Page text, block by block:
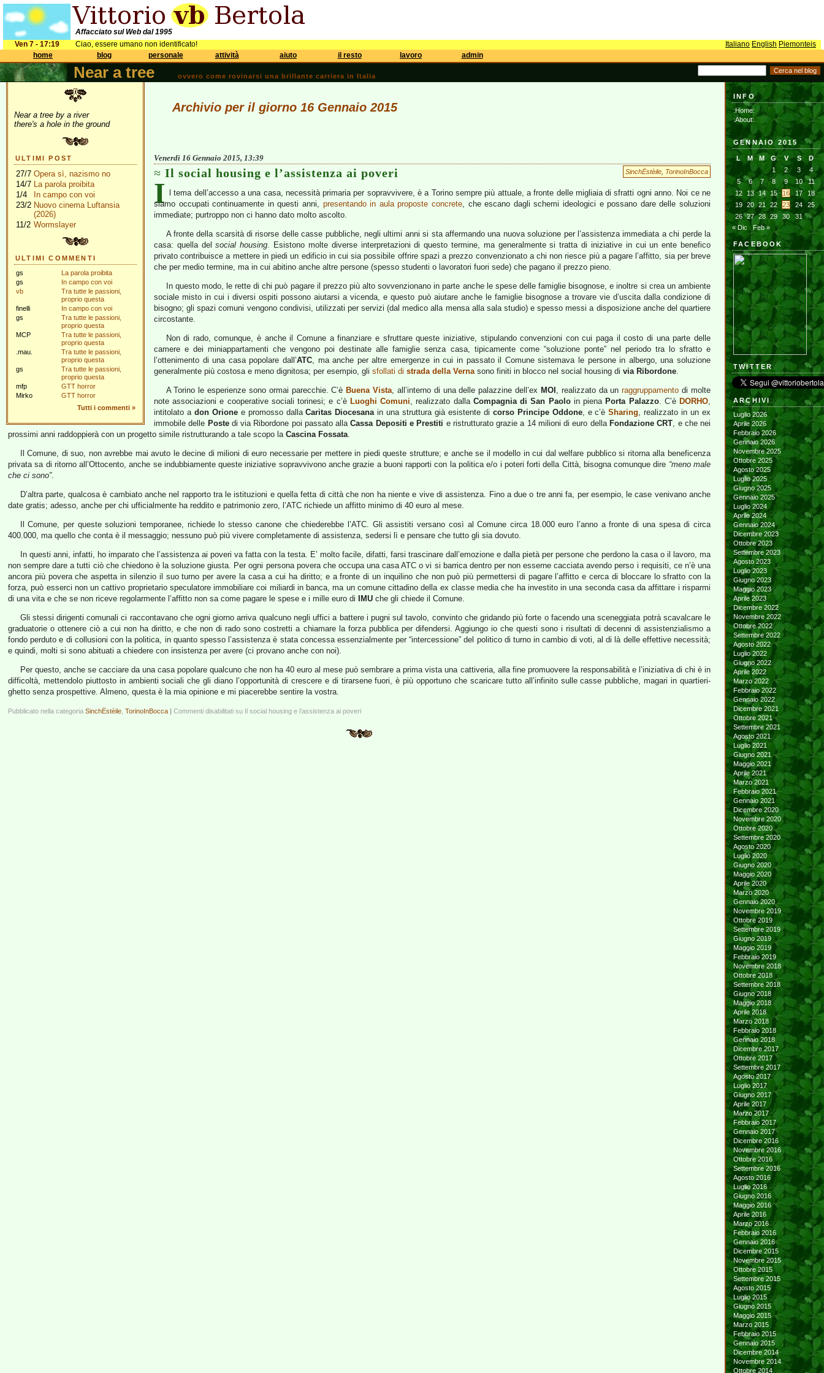
Affacciato sul Web dal 1995
Ven 7 - 17:19
Ciao, essere umano non identificato! Italiano English Piemonteis
home
blog personale attività aiuto il resto lavoro admin
Near a tree ovvero come rovinarsi una brillante carriera in Italia
Near a tree by a river
there's a hole in the ground
ULTIMI POST
27/7 Opera sì, nazismo no
14/7 La parola proibita
1/4
In campo con voi
23/2 Nuovo cinema Luftansia
(2026)
11/2 Wormslayer
ULTIMI COMMENTI
gs
La parola proibita
gs
In campo con voi
vb
Tra tutte le passioni,
proprio questa
finelli
In campo con voi
gs
Tra tutte le passioni,
proprio questa
MCP
Tra tutte le passioni,
proprio questa
.mau.
Tra tutte le passioni,
proprio questa
gs
Tra tutte le passioni,
proprio questa
mfp
GTT horror
Mirko
GTT horror
Tutti i commenti »
Archivio per il giorno 16 Gennaio 2015
Venerdì 16 Gennaio 2015, 13:39
SinchËstèile TorinoInBocca
Il social housing e l’assistenza ai poveri
I
l tema dell’accesso a una casa, necessità primaria per sopravvivere, è a Torino sempre più attuale, a fronte delle migliaia di sfratti ogni anno. Noi ce ne
siamo occupati continuamente in questi anni, presentando in aula proposte concrete, che escano dagli schemi ideologici e possano dare delle soluzioni
immediate; purtroppo non ci hanno dato molto ascolto.
A fronte della scarsità di risorse delle casse pubbliche, negli ultimi anni si sta affermando una nuova soluzione per l’assistenza immediata a chi perde la
casa: quella delsocial housing. Esistono molte diverse interpretazioni di questo termine, ma generalmente si tratta di iniziative in cui un ente benefico
privato contribuisce a mettere in piedi un edificio in cui sia possibile offrire spazi a prezzo convenzionato a chi non riesce più a pagare l’affitto, sia per breve
che per medio termine, ma in cui abitino anche altre persone (spesso studenti o lavoratori fuori sede) che pagano il prezzo pieno.
In questo modo, le rette di chi può pagare il prezzo più alto sovvenzionano in parte anche le spese delle famiglie bisognose, e inoltre si crea un ambiente
sociale misto in cui i diversi ospiti possono aiutarsi a vicenda, e questo può aiutare anche le famiglie bisognose a trovare vie d’uscita dalla condizione di
bisogno; gli spazi comuni vengono condivisi, utilizzati per servizi (dal medico alla mensa alla sala studio) e spesso messi a disposizione anche del quartiere
circostante.
Non di rado, comunque, è anche il Comune a finanziare e sfruttare queste iniziative, stipulando convenzioni con cui paga il costo di una parte delle
camere e dei miniappartamenti che vengono poi destinate alle famiglie senza casa, tipicamente come “soluzione ponte” nel periodo tra lo sfratto e
l’ottenimento di una casa popolare dall’ATC, ma anche per altre emergenze in cui in passato il Comune sistemava le persone in albergo, una soluzione
generalmente più costosa e meno dignitosa; per esempio, gli sfollati di strada della Vernasono finiti in blocco nel social housing di via Ribordone.
A Torino le esperienze sono ormai parecchie. C’è Buena Vista, all’interno di una delle palazzine dell’ex MOI , realizzato da unraggruppamento di molte
note associazioni e cooperative sociali torinesi; e c’è Luoghi Comuni, realizzato dalla Compagnia di San Paoloin piena Porta Palazzo. C’è DORHO,
intitolato a don Orionee promosso dallaCaritas Diocesanain una struttura già esistente di corso Principe Oddone, e c’èSharing, realizzato in un ex
immobile delle Postedi via Ribordone poi passato allaCassa Depositi e Prestiti e ristrutturato grazie a 14 milioni di euro della Fondazione CRT, e che nei
prossimi anni raddoppierà con un progetto simile ristrutturando a tale scopo la Cascina Fossata.
Il Comune, di suo, non avrebbe mai avuto le decine di milioni di euro necessarie per mettere in piedi queste strutture; e anche se il modello in cui dal welfare pubblico si ritorna alla beneficenza
privata sa di ritorno all’Ottocento, anche se indubbiamente queste iniziative sopravvivono anche grazie a buoni rapporti con la politica e/o i poteri forti della Città, bisogna comunque dire “meno male
che ci sono”.
D’altra parte, qualcosa è cambiato anche nel rapporto tra le istituzioni e quella fetta di città che non ha niente e vive di assistenza. Fino a due o tre anni fa, per esempio, le case venivano anche
date gratis; adesso, anche per chi ufficialmente ha reddito e patrimonio zero, l’ATC richiede un affitto minimo di 40 euro al mese.
Il Comune, per queste soluzioni temporanee, richiede lo stesso canone che chiederebbe l’ATC. Gli assistiti versano così al Comune circa 18.000 euro l’anno a fronte di una spesa di circa
400.000, ma quello che conta è il messaggio; nessuno può più vivere completamente di assistenza, sedersi lì e pensare che tutto gli sia dovuto.
In questi anni, infatti, ho imparato che l’assistenza ai poveri va fatta con la testa. E’ molto facile, difatti, farsi trascinare dall’emozione e dalla pietà per persone che perdono la casa o il lavoro, ma
non sempre dare a tutti ciò che chiedono è la soluzione giusta. Per ogni persona povera che occupa una casa ATC o vi si barrica dentro per non esserne cacciata avendo perso i requisiti, ce n’è una
ancora più povera che aspetta in silenzio il suo turno per avere la casa a cui ha diritto; e a fronte di un inquilino che non può più permettersi di pagare l’affitto e cerca di bloccare lo sfratto con la
forza, può esserci non un cattivo proprietario speculatore immobiliare coi miliardi in banca, ma un comune cittadino della ex classe media che ha investito in una seconda casa da affittare i risparmi
di una vita e che se non riceve regolarmente l’affitto non sa come pagare le spese e i mille euro di
IMU che gli chiede il Comune.
Gli stessi dirigenti comunali ci raccontavano che ogni giorno arriva qualcuno negli uffici a battere i pugni sul tavolo, convinto che gridando più forte o facendo una sceneggiata potrà scavalcare le
graduatorie o ottenere ciò a cui non ha diritto, e che non di rado sono costretti a chiamare la forza pubblica per difendersi. Aggiungo io che questi sono i risultati di decenni di assistenzialismo a
fondo perduto e di collusioni con la politica, in quanto spesso l’assistenza è stata concessa essenzialmente per “intercessione” del politico di turno in cambio di voti, al di là delle effettive necessità;
e quindi, molti si sono abituati a chiedere con insistenza per avere (ci provano anche con noi).
Per questo, anche se cacciare da una casa popolare qualcuno che non ha 40 euro al mese può sembrare a prima vista una cattiveria, alla fine promuovere la responsabilità e l’iniziativa di chi è in
difficoltà, mettendolo piuttosto in ambienti sociali che gli diano l’opportunità di crescere e di tirarsene fuori, è più opportuno che scaricare tutto all’infinito sulle casse pubbliche, magari in quartieri-
ghetto senza prospettive. Almeno, questa è la mia opinione e mi piacerebbe sentire la vostra.
Pubblicato nella categoria SinchËstèile TorinoInBocca | Commenti disabilitati su Il social housing e l’assistenza ai poveri
INFO
:Home:
:About:
GENNAIO 2015
L M M G V S
D
1
2 3
4
5
6 7 8 9 10
11
12
13 14 15 16 17
18
19
20 21 22 23 24
25
26 27 28 29 30
31
« Dic
Feb »
FACEBOOK
TWITTER
ARCHIVI
Luglio 2026
Aprile 2026
Febbraio 2026
Gennaio 2026
Novembre 2025
Ottobre 2025
Agosto 2025
Luglio 2025
Giugno 2025
Gennaio 2025
Luglio 2024
Aprile 2024
Gennaio 2024
Dicembre 2023
Ottobre 2023
Settembre 2023
Agosto 2023
Luglio 2023
Giugno 2023
Maggio 2023
Aprile 2023
Dicembre 2022
Novembre 2022
Ottobre 2022
Settembre 2022
Agosto 2022
Luglio 2022
Giugno 2022
Aprile 2022
Marzo 2022
Febbraio 2022
Gennaio 2022
Dicembre 2021
Ottobre 2021
Settembre 2021
Agosto 2021
Luglio 2021
Giugno 2021
Maggio 2021
Aprile 2021
Marzo 2021
Febbraio 2021
Gennaio 2021
Dicembre 2020
Novembre 2020
Ottobre 2020
Settembre 2020
Agosto 2020
Luglio 2020
Giugno 2020
Maggio 2020
Aprile 2020
Marzo 2020
Gennaio 2020
Novembre 2019
Ottobre 2019
Settembre 2019
Giugno 2019
Maggio 2019
Febbraio 2019
Novembre 2018
Ottobre 2018
Settembre 2018
Giugno 2018
Maggio 2018
Aprile 2018
Marzo 2018
Febbraio 2018
Gennaio 2018
Dicembre 2017
Ottobre 2017
Settembre 2017
Agosto 2017
Luglio 2017
Giugno 2017
Aprile 2017
Marzo 2017
Febbraio 2017
Gennaio 2017
Dicembre 2016
Novembre 2016
Ottobre 2016
Settembre 2016
Agosto 2016
Luglio 2016
Giugno 2016
Maggio 2016
Aprile 2016
Marzo 2016
Febbraio 2016
Gennaio 2016
Dicembre 2015
Novembre 2015
Ottobre 2015
Settembre 2015
Agosto 2015
Luglio 2015
Giugno 2015
Maggio 2015
Marzo 2015
Febbraio 2015
Gennaio 2015
Dicembre 2014
Novembre 2014
Ottobre 2014